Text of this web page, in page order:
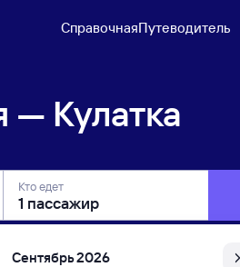
СправочнаяПутеводитель
Кулатка
Кто едет
Сентябрь 2026